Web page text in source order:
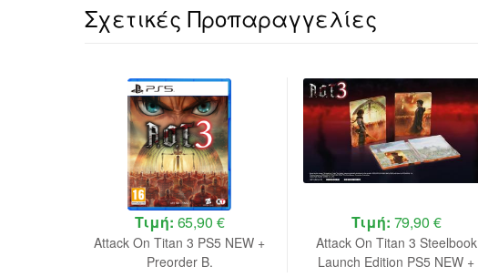
Σχετικές Προπαραγγελίες
Τιμή: 65,90 €
Attack On Titan 3 PS5 NEW +
Preorder B.
Τιμή: 79,90 €
Attack On Titan 3 Steelbook
Launch Edition PS5 NEW +